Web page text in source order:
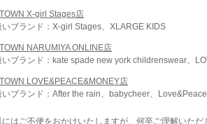
X-girl Stages店
いブランド：X-girl Stages、XLARGE KIDS
NARUMIYA ONLINE店
いブランド：kate spade new york childrenswear、
LOVE&PEACE&MONEY店
いブランド：After the rain、babycheer、
にはご不便をおかけいたしますが、何卒ご理解いただ